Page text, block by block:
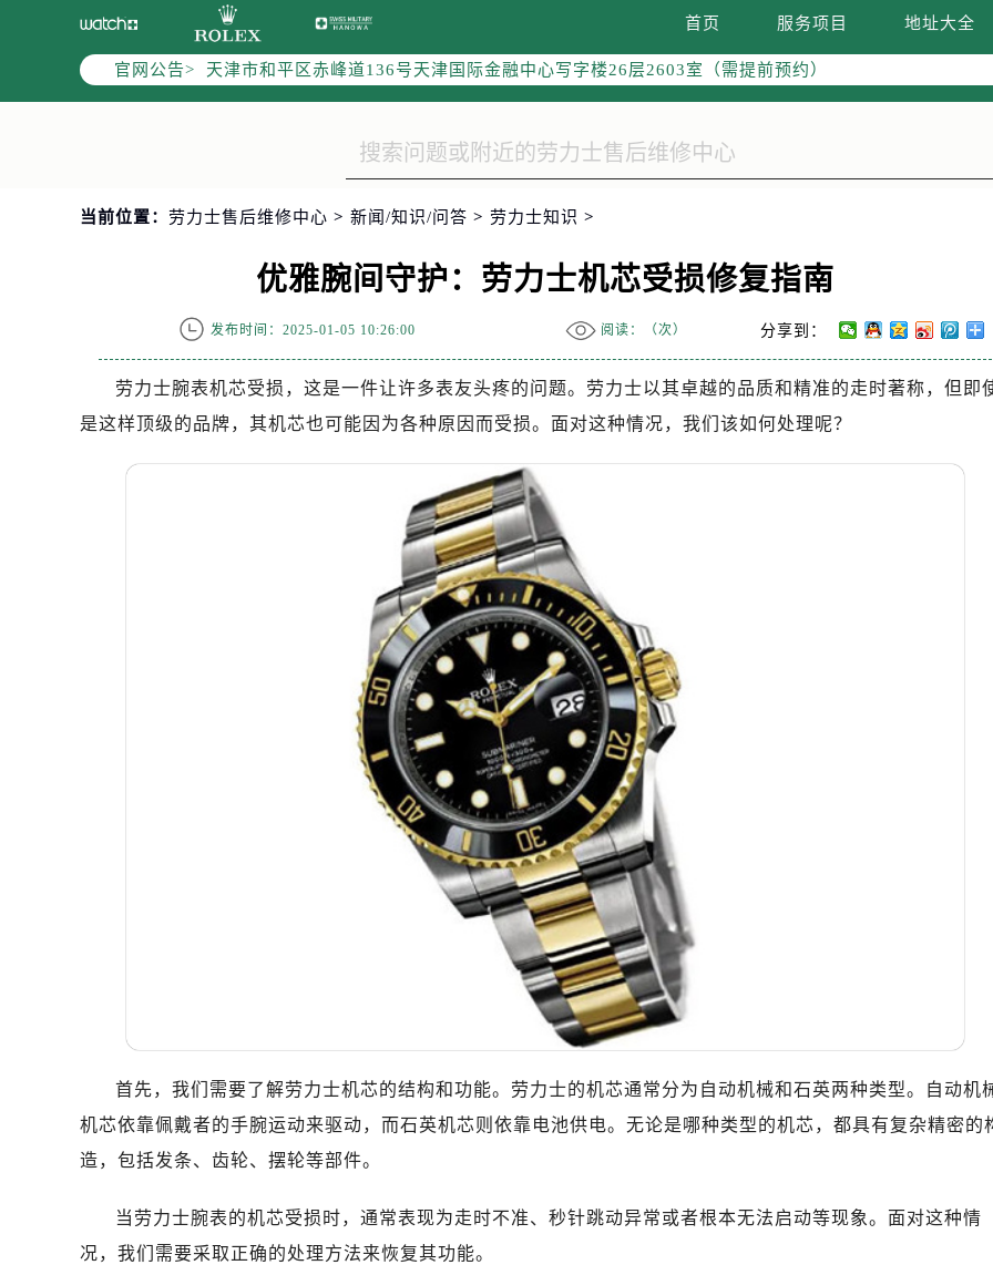
首页 服务项目 地址大全
官网公告>
北京市东城区东长安街1号东方广场写字楼W3座6层602室（需提前预约）
北京市朝阳区建国门外大街甲6号华熙国际中心写字楼D座11层1102室（需提前预约）
天津市和平区赤峰道136号天津国际金融中心写字楼26层2603室（需提前预约）
上海市徐汇区虹桥路3号港汇中心写字楼2座37层3705室（需提前预约）
南京市秦淮区中山南路1号（新街口）南京中心写字楼22层C1-1室（需提前预约）
徐州市鼓楼区淮海东路29号苏宁广场IFC国际金融中心写字楼35层3508室（需提前预约）
盐城市盐都区世纪大道5号盐城金融城写字楼1号楼16层1604室（需提前预约）
泰州市海陵区永定东路399号置地商务中心东塔写字楼（华润万象城）17层1706室（需提前预约）
杭州市上城区钱江路1366号华润大厦写字楼A座5层503-5室（需提前预约）
金华市金东区东市南街777号金华万达广场写字楼4号楼22层2209室（需提前预约）
嘉兴市南湖区广益路705号嘉兴世界贸易中心写字楼A座13层1304室（需提前预约）
南昌市红谷滩新区红谷中大道998号绿地双子塔（中央广场）A1座办公楼14层07室（需提前预约）
济南市历下区经十路11111号华润中心写字楼（万象城）15层1508室（需提前预约）
广州市天河区天河路230号万菱汇国际中心写字楼A塔7层704室（需提前预约）
广州市越秀区环市东路371-375号世界贸易中心大厦南塔写字楼15层07室（需提前预约）
深圳市罗湖区深南东路5001号华润大厦写字楼17层1701室（需提前预约）
惠州市惠城区江北文昌一路7号华贸大厦写字楼1座30层05室（需提前预约）
厦门市思明区湖滨东路95号华润大厦写字楼B座11层1104室（需提前预约）
福州市鼓楼区五四路128-1号恒力城写字楼15层03室（需提前预约）
成都市锦江区人民东路6号SAC东原中心写字楼24层2406B室（需提前预约）
重庆市江北区观音桥步行街2号融恒时代广场写字楼9层902室（需提前预约）
长沙市芙蓉区定王台街道建湘路393号世茂环球金融中心写字楼（芙蓉广场）10层13室（需提前预约）
郑州市二七区铭功路10号华润大厦写字楼29层2905室（需提前预约）
太原市迎泽区解放路15号亨得利名表服务中心（品牌授权店）3层整层（需提前预约）
沈阳市沈河区中街路137号亨得利名表服务中心（品牌授权店）1层整层（需提前预约）
沈阳市沈河区中街路83号亨得利名表服务中心（品牌授权店）1层整层（需提前预约）
乌鲁木齐市天山区红山路26号时代广场（CCMALL）C座17层17-B（需提前预约）
温州市鹿城区锦绣路1067号置信广场10层1015室（需提前预约）
哈尔滨市道里区友谊西路600号富力中心T2座写字楼29层03室（需提前预约）
佛山市禅城区季华五路57号万科金融中心C座12层1205室（需提前预约）
东莞市东城街道鸿福东路1号民盈国贸中心T1写字楼9层907室（需提前预约）
无锡市梁溪区人民中路139号恒隆广场写字楼1座11层1104室（需提前预约）
苏州市苏州工业园区星港街199号苏州中心办公楼C座22层08室（需提前预约）
武汉市江汉区解放大道686号世界贸易大厦38层09室（需提前预约）
当前位置： 劳力士售后维修中心 > 新闻/知识/问答 > 劳力士知识 >
优雅腕间守护：劳力士机芯受损修复指南
发布时间：2025-01-05 10:26:00 阅读：（次） 分享到：
劳力士腕表机芯受损，这是一件让许多表友头疼的问题。劳力士以其卓越的品质和精准的走时著称，但即
是这样顶级的品牌，其机芯也可能因为各种原因而受损。面对这种情况，我们该如何处理呢？
首先，我们需要了解劳力士机芯的结构和功能。劳力士的机芯通常分为自动机械和石英两种类型。自动机
机芯依靠佩戴者的手腕运动来驱动，而石英机芯则依靠电池供电。无论是哪种类型的机芯，都具有复杂精密的
造，包括发条、齿轮、摆轮等部件。
当劳力士腕表的机芯受损时，通常表现为走时不准、秒针跳动异常或者根本无法启动等现象。面对这种情
况，我们需要采取正确的处理方法来恢复其功能。